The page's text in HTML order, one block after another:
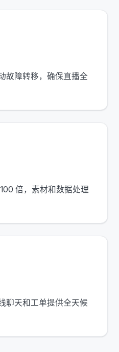
故障转移，确保直播全
倍，素材和数据处理
聊天和工单提供全天候